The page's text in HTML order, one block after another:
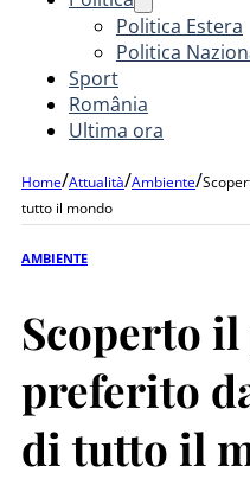
Politica Estera
Politica
Sport
România
Ultima ora
Home/Attualità/Ambiente/
tutto il mondo
AMBIENTE
Scoperto
preferito
di tutto il